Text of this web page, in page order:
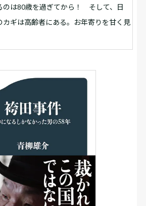
のは80歳を過ぎてから！ そして、日
カギは高齢者にある。お年寄りを甘く見